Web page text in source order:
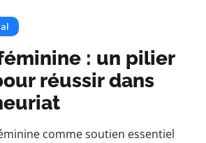
: un pilier
réussir dans
comme soutien essentiel